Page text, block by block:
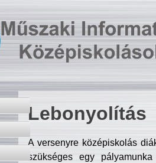
Lebonyolítás
A versenyre középiskolás
szükséges egy